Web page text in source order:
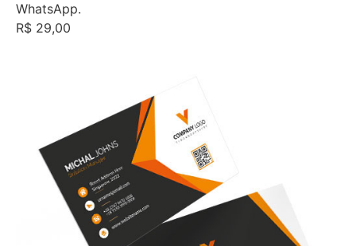
WhatsApp.
R$ 29,00